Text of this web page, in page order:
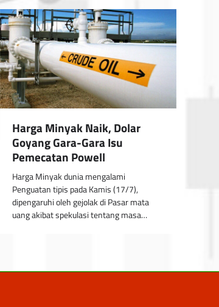
Harga Minyak Naik, Dolar
Goyang Gara-Gara Isu
Pemecatan Powell
Harga Minyak dunia mengalami
Penguatan tipis pada Kamis (17/7),
dipengaruhi oleh gejolak di Pasar mata
uang akibat spekulasi tentang masa…